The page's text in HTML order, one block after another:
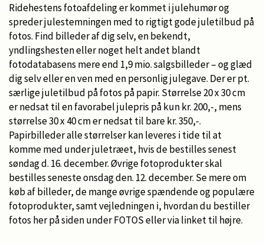
Ridehestens fotoafdeling er kommet i julehumør og
spreder julestemningen med to rigtigt gode juletilbud på
fotos. Find billeder af dig selv, en bekendt,
yndlingshesten eller noget helt andet blandt
fotodatabasens mere end 1,9 mio. salgsbilleder – og glæd
dig selv eller en ven med en personlig julegave. Der er pt.
særlige juletilbud på fotos på papir. Størrelse 20 x 30 cm
er nedsat til en favorabel julepris på kun kr. 200,-, mens
størrelse 30 x 40 cm er nedsat til bare kr. 350,-.
Papirbilleder alle størrelser kan leveres i tide til at
komme med under juletræet, hvis de bestilles senest
søndag d. 16. december. Øvrige fotoprodukter skal
bestilles seneste onsdag den. 12. december. Se mere om
køb af billeder, de mange øvrige spændende og populære
fotoprodukter, samt vejledningen i, hvordan du bestiller
fotos her på siden under FOTOS eller via linket til højre.